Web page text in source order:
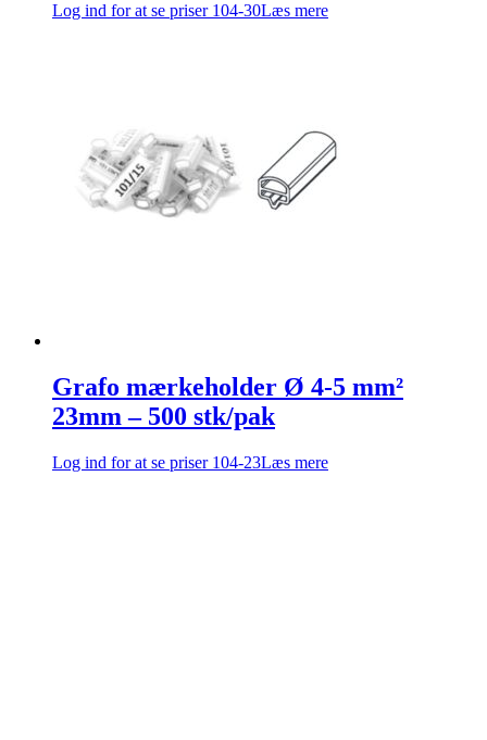
Log ind for at se priser104-30Læs mere
Grafo mærkeholder Ø 4-5 mm²
23mm – 500 stk/pak
Log ind for at se priser104-23Læs mere